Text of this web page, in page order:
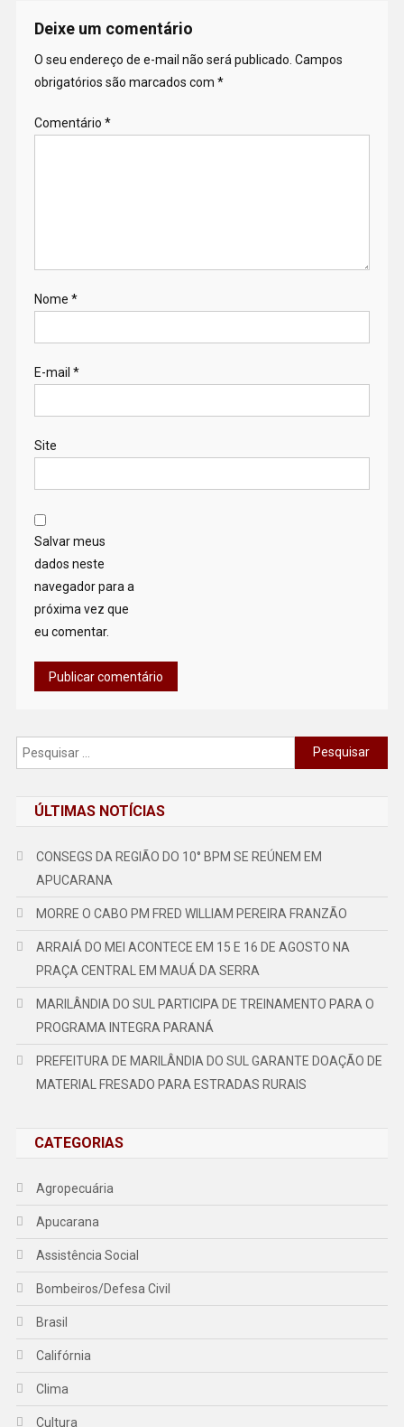
Deixe um comentário
O seu endereço de e-mail não será publicado. Campos
obrigatórios são marcados com *
Comentário *
Nome *
E-mail *
Site
Salvar meus
dados neste
navegador para a
próxima vez que
eu comentar.
Pesquisar
por:
ÚLTIMAS NOTÍCIAS
CONSEGS DA REGIÃO DO 10° BPM SE REÚNEM EM
APUCARANA
MORRE O CABO PM FRED WILLIAM PEREIRA FRANZÃO
ARRAIÁ DO MEI ACONTECE EM 15 E 16 DE AGOSTO NA
PRAÇA CENTRAL EM MAUÁ DA SERRA
MARILÂNDIA DO SUL PARTICIPA DE TREINAMENTO PARA O
PROGRAMA INTEGRA PARANÁ
PREFEITURA DE MARILÂNDIA DO SUL GARANTE DOAÇÃO DE
MATERIAL FRESADO PARA ESTRADAS RURAIS
CATEGORIAS
Agropecuária
Apucarana
Assistência Social
Bombeiros/Defesa Civil
Brasil
Califórnia
Clima
Cultura